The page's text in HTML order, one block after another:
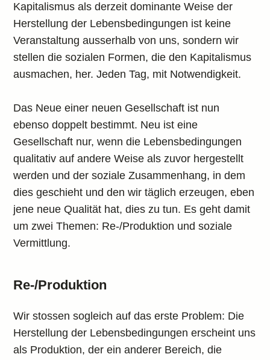
Kapitalismus als derzeit dominante Weise der
Herstellung der Lebensbedingungen ist keine
Veranstaltung ausserhalb von uns, sondern wir
stellen die sozialen Formen, die den Kapitalismus
ausmachen, her. Jeden Tag, mit Notwendigkeit.
Das Neue einer neuen Gesellschaft ist nun
ebenso doppelt bestimmt. Neu ist eine
Gesellschaft nur, wenn die Lebensbedingungen
qualitativ auf andere Weise als zuvor hergestellt
werden und der soziale Zusammenhang, in dem
dies geschieht und den wir täglich erzeugen, eben
jene neue Qualität hat, dies zu tun. Es geht damit
um zwei Themen: Re-/Produktion und soziale
Vermittlung.
Re-/Produktion
Wir stossen sogleich auf das erste Problem: Die
Herstellung der Lebensbedingungen erscheint uns
als Produktion, der ein anderer Bereich, die